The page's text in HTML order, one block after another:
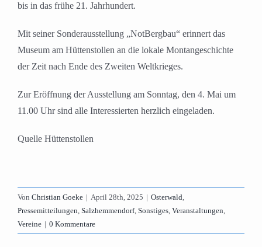
bis in das frühe 21. Jahrhundert.
Mit seiner Sonderausstellung „NotBergbau“ erinnert das
Museum am Hüttenstollen an die lokale Montangeschichte
der Zeit nach Ende des Zweiten Weltkrieges.
Zur Eröffnung der Ausstellung am Sonntag, den 4. Mai um
11.00 Uhr sind alle Interessierten herzlich eingeladen.
Quelle Hüttenstollen
Von Christian Goeke | April 28th, 2025 | Osterwald,
Pressemitteilungen, Salzhemmendorf, Sonstiges, Veranstaltungen,
Vereine | 0 Kommentare